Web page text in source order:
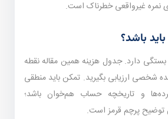
نمره غیرواقعی خطرناک است.
باشد؟
دارد. جدول هزینه همین مقاله نقطه
شخصی ارزیابی بگیرید. تمکن باید منطقی
و تاریخچه حساب هم‌خوان باشد؛
توضیح پرچم قرمز است.